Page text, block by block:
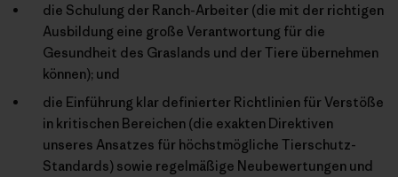
die Schulung der Ranch-Arbeiter (die mit der richtigen
Ausbildung eine große Verantwortung für die
Gesundheit des Graslands und der Tiere übernehmen
können); und
die Einführung klar definierter Richtlinien für Verstöße
in kritischen Bereichen (die exakten Direktiven
unseres Ansatzes für höchstmögliche Tierschutz-
Standards) sowie regelmäßige Neubewertungen und